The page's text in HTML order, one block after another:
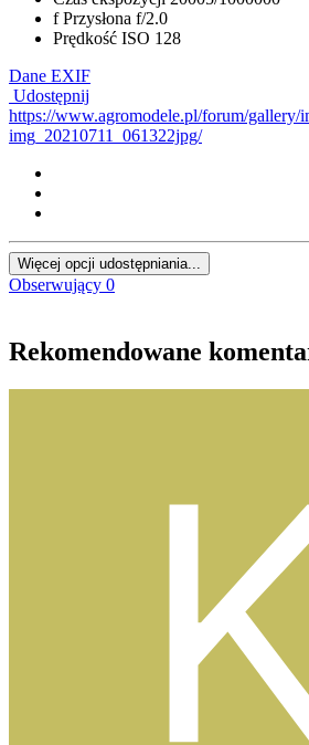
f Przysłona f/2.0
Prędkość ISO 128
Dane EXIF
Udostępnij
https://www.agromodele.pl/forum/gallery/
img_20210711_061322jpg/
Więcej opcji udostępniania...
Obserwujący 0
Rekomendowane